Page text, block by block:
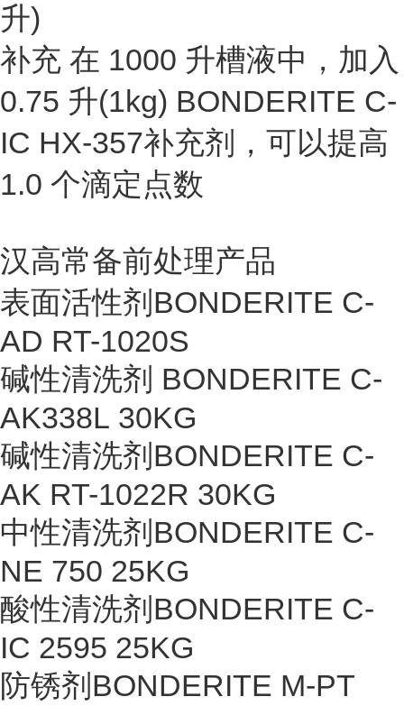
升)
补充 在 1000 升槽液中，加入
0.75 升(1kg) BONDERITE C-
IC HX-357补充剂，可以提高
1.0 个滴定点数
汉高常备前处理产品
表面活性剂BONDERITE C-
AD RT-1020S
碱性清洗剂 BONDERITE C-
AK338L 30KG
碱性清洗剂BONDERITE C-
AK RT-1022R 30KG
中性清洗剂BONDERITE C-
NE 750 25KG
酸性清洗剂BONDERITE C-
IC 2595 25KG
防锈剂BONDERITE M-PT